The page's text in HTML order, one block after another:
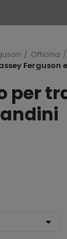
Officina
Ferguson
per